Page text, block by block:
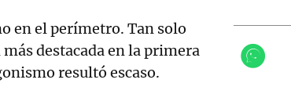
en el perímetro. Tan solo
destacada en la primera
resultó escaso.